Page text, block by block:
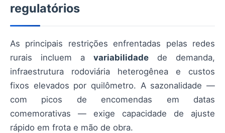
regulatórios
As principais restrições enfrentadas pelas redes
rurais incluem a variabilidade de demanda,
infraestrutura rodoviária heterogênea e custos
fixos elevados por quilômetro. A sazonalidade —
com picos de encomendas em datas
comemorativas — exige capacidade de ajuste
rápido em frota e mão de obra.